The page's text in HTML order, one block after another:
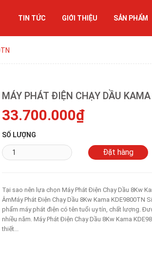
TIN TỨC GIỚI THIỆU SẢN PHẨM
MÁY PHÁT ĐIỆN CHẠY DẦU
33.700.000₫
SỐ LƯỢNG
Tại sao nên lựa chọn Máy Phát Điện Chạy Dầu 8Kw
ÂmMáy Phát Điện Chạy Dầu 8Kw Kama KDE9800TN
phẩm máy phát điện có tên tuổi uy tín, chất lượng.
nhiều năm. Máy Phát Điện Chạy Dầu 8Kw Kama
thiết...